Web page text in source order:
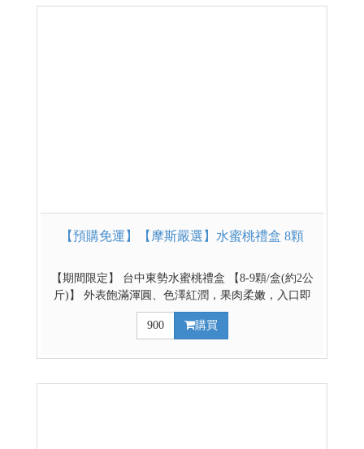
【預購免運】【摩斯嚴選】水蜜桃禮盒 8顆
【期間限定】 台中東勢水蜜桃禮盒 【8-9顆/盒(約2公
斤)】 外表飽滿渾圓、色澤紅潤，果肉柔嫩，入口即
化、甜蜜多汁，散發梨山特有的清冷濃郁香氣，特別
的口感是其他水蜜桃所沒有的，滋味絕不遜於日本水
日起~2026/8/16 【出貨時間】8/6(四)起由東勢區農會
900 購買